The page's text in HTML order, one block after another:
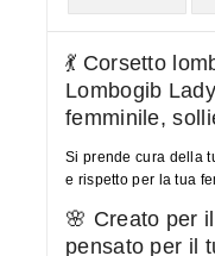
💃 Corsetto
Lombogib
femminile,
Si prende cura della
e rispetto per la tua
🌸 Creato per
pensato per il